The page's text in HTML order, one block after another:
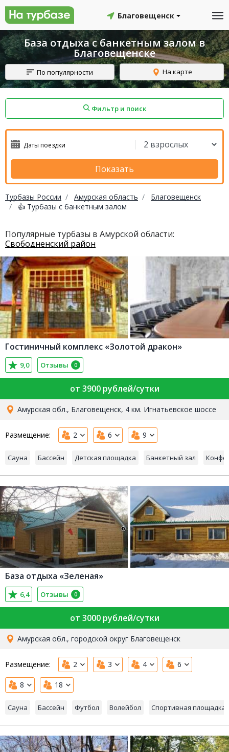
Благовещенск
База отдыха с банкетным залом в
Благовещенске
По популярности На карте
Фильтр и поиск
Показать
Турбазы России Амурская область
Благовещенск
👍 Турбазы с банкетным залом
Популярные турбазы в Амурской области:
Свободненский район
Гостиничный комплекс «Золотой дракон»
9,0 Отзывы 0
от 3900 рублей/сутки
Амурская обл., Благовещенск, 4 км. Игнатьевское шоссе
Размещение: 2 6 9
Сауна Бассейн Детская площадка Банкетный зал
База отдыха «Зеленая»
6,4 Отзывы 0
от 3000 рублей/сутки
Амурская обл., городской округ Благовещенск
Размещение: 2 3 4 6
8 18
Сауна Бассейн Футбол Волейбол Спортивная площадка
Смоленский район Топчихинский район
Красноборский район
Онежский район